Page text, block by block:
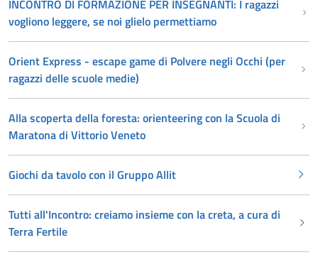
INCONTRO DI FORMAZIONE PER INSEGNANTI: I ragazzi
vogliono leggere, se noi glielo permettiamo
Orient Express - escape game di Polvere negli Occhi (per
ragazzi delle scuole medie)
Alla scoperta della foresta: orienteering con la Scuola di
Maratona di Vittorio Veneto
Giochi da tavolo con il Gruppo Allit
Tutti all'Incontro: creiamo insieme con la creta, a cura di
Terra Fertile